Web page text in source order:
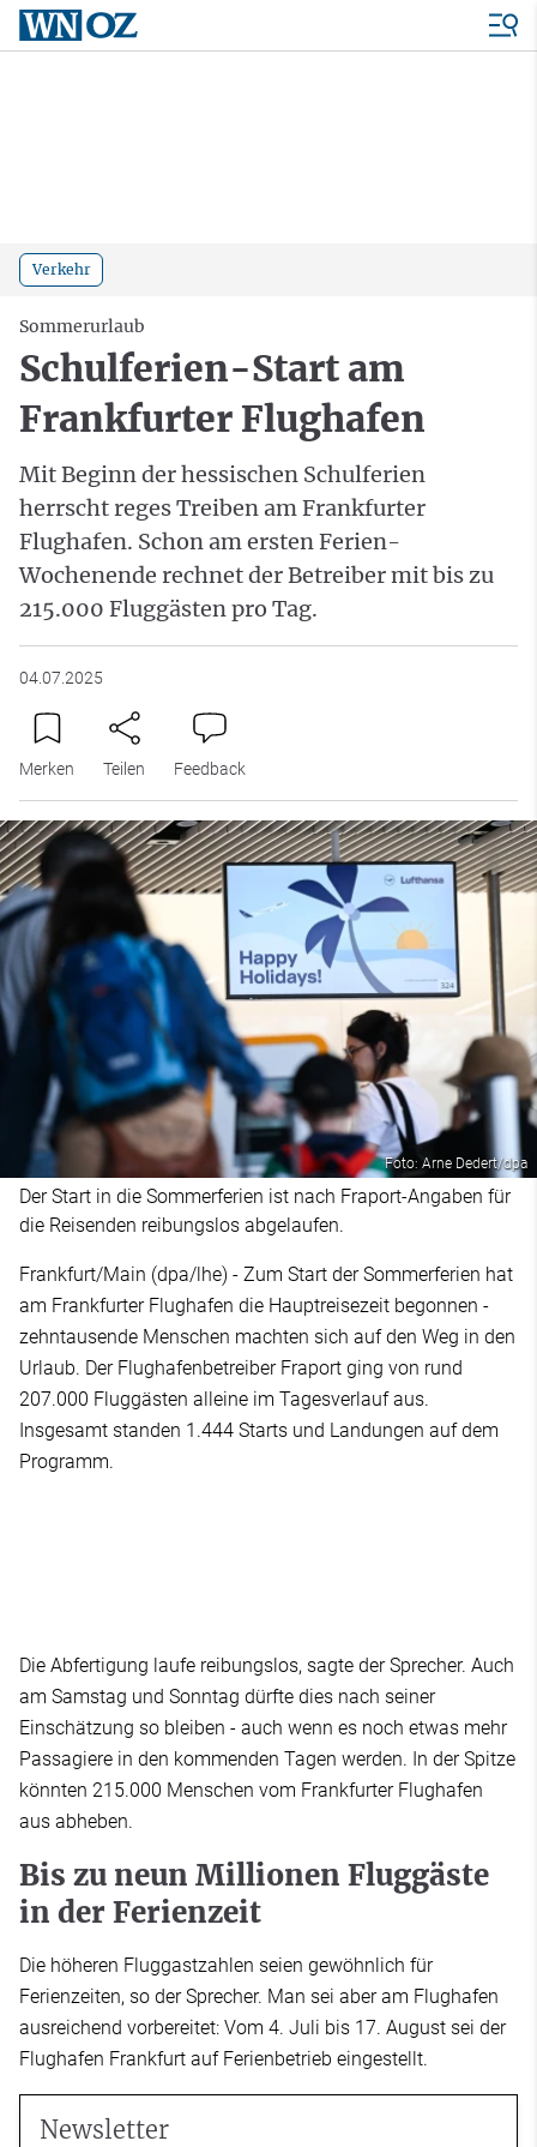
Verkehr
Sommerurlaub
Schulferien-Start am
Frankfurter Flughafen
Mit Beginn der hessischen Schulferien
herrscht reges Treiben am Frankfurter
Flughafen. Schon am ersten Ferien-
Wochenende rechnet der Betreiber mit bis zu
215.000 Fluggästen pro Tag.
04.07.2025
Merken Teilen Feedback
Foto: Arne Dedert/dpa
Der Start in die Sommerferien ist nach Fraport-Angaben für
die Reisenden reibungslos abgelaufen.
Frankfurt/Main (dpa/lhe) - Zum Start der Sommerferien hat
am Frankfurter Flughafen die Hauptreisezeit begonnen -
zehntausende Menschen machten sich auf den Weg in den
Urlaub. Der Flughafenbetreiber Fraport ging von rund
207.000 Fluggästen alleine im Tagesverlauf aus.
Insgesamt standen 1.444 Starts und Landungen auf dem
Programm.
Die Abfertigung laufe reibungslos, sagte der Sprecher. Auch
am Samstag und Sonntag dürfte dies nach seiner
Einschätzung so bleiben - auch wenn es noch etwas mehr
Passagiere in den kommenden Tagen werden. In der Spitze
könnten 215.000 Menschen vom Frankfurter Flughafen
aus abheben.
Bis zu neun Millionen Fluggäste
in der Ferienzeit
Die höheren Fluggastzahlen seien gewöhnlich für
Ferienzeiten, so der Sprecher. Man sei aber am Flughafen
ausreichend vorbereitet: Vom 4. Juli bis 17. August sei der
Flughafen Frankfurt auf Ferienbetrieb eingestellt.
Newsletter